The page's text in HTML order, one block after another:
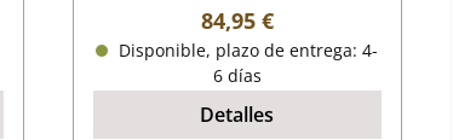
Precio normal:
84,95 €
Disponible, plazo de entrega: 4-
6 días
Detalles